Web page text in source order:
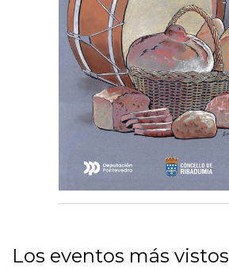
Los eventos más vistos